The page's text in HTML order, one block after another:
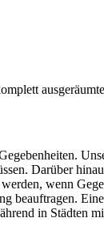
Darüber
wenn
beauftragen.
in Städten